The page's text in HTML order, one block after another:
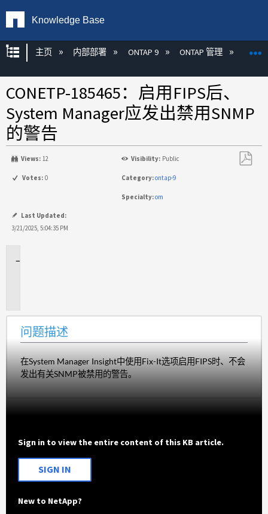
Knowledge Base
扩展/隐缩全局层次
主页 内部部署 ONTAP 9 ONTAP 管理
CONETP-185465：启用FIPS后、
System Manager应发出禁用SNMP
的警告
Views: 12 Visibility: Public
Votes: 0 Category:ontap-9
Specialty:om
Last Updated:
3/21/2025, 5:04:35 PM
问题描述
在System Manager Insight中使用Fix-It选项启用FIPS时、不会
发出有关SNMP被禁用的警告。
Sign in to view the entire content of this KB article.
SIGN IN
New to NetApp?